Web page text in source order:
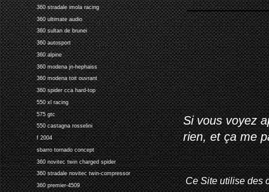
360 stradale imola racing
360 ultimate audio
360 sultan de brunei
360 autosport
360 alpine
360 modena jn-hephaiss
360 modena toit ouvrant
360 spider cca hard-top
550 xl racing
575 gtc
550 castagna rosselini
f 2004
sbarro tornado concept
360 novitec twin charged spider
360 stradale novitec twin-compressor
360 premier-4509
Si vous voyez
rien, et ça me
Ce Site utilise des